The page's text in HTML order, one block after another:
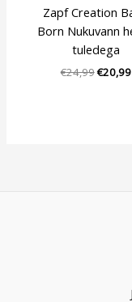
Zapf Creation
Born Nukuvann
tuledega
€24,99€20,99